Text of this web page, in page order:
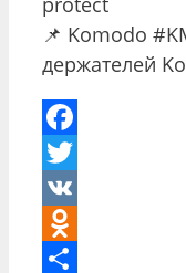
📌 Komodo
держателей
Facebook
Twitter
VK
Odnoklassniki